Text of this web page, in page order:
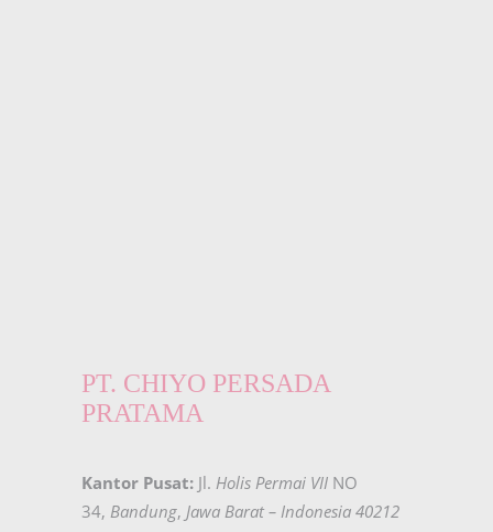
PT. CHIYO PERSADA
PRATAMA
Kantor Pusat: Jl. Holis Permai VII NO
34, Bandung, Jawa Barat – Indonesia 40212